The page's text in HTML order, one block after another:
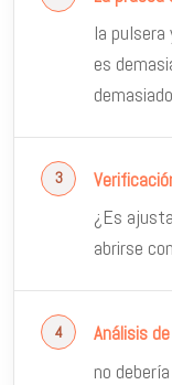
la pulsera
es
¿Es
abrirse
Análisis
no